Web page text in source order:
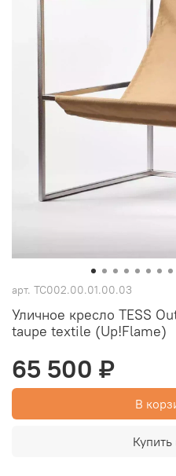
арт. TC002.00.01.00.03
Уличное кресло TESS
taupe textile (Up!Flame)
65 500 ₽
В
Купить